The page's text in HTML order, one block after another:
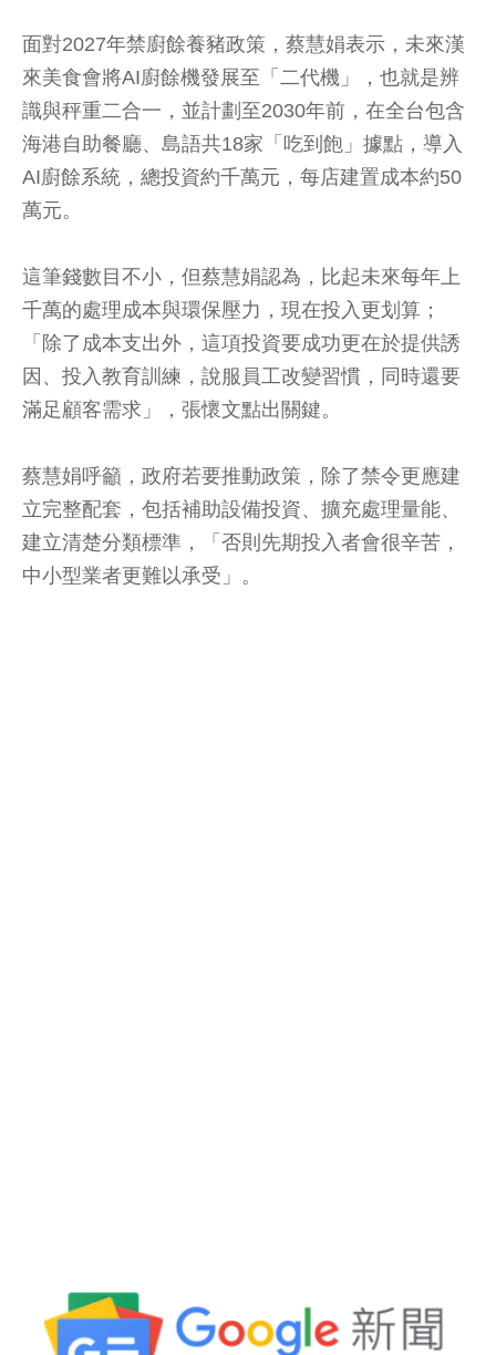
面對2027年禁廚餘養豬政策，蔡慧娟表示，未來漢
來美食會將AI廚餘機發展至「二代機」，也就是辨
識與秤重二合一，並計劃至2030年前，在全台包含
海港自助餐廳、島語共18家「吃到飽」據點，導入
AI廚餘系統，總投資約千萬元，每店建置成本約50
萬元。
這筆錢數目不小，但蔡慧娟認為，比起未來每年上
千萬的處理成本與環保壓力，現在投入更划算；
「除了成本支出外，這項投資要成功更在於提供誘
因、投入教育訓練，說服員工改變習慣，同時還要
滿足顧客需求」，張懷文點出關鍵。
蔡慧娟呼籲，政府若要推動政策，除了禁令更應建
立完整配套，包括補助設備投資、擴充處理量能、
建立清楚分類標準，「否則先期投入者會很辛苦，
中小型業者更難以承受」。